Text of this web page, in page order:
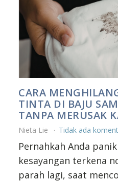
CARA
TINTA DI BAJU
TANPA MERUSAK
Nieta Lie Tidak ada
Pernahkah Anda
kesayangan terkena
parah lagi, saat